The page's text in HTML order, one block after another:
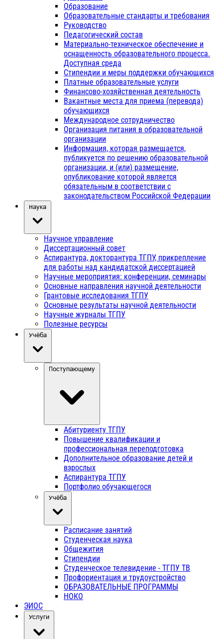
Образование
Образовательные стандарты и требования
Руководство
Педагогический состав
Материально-техническое обеспечение и
оснащенность образовательного процесса.
Доступная среда
Стипендии и меры поддержки обучающихся
Платные образовательные услуги
Финансово-хозяйственная деятельность
Вакантные места для приема (перевода)
обучающихся
Международное сотрудничество
Организация питания в образовательной
организации
Информация, которая размещается,
публикуется по решению образовательной
организации, и (или) размещение,
опубликование которой является
обязательным в соответствии с
законодательством Российской Федерации
Наука
Научное управление
Диссертационный совет
Аспирантура, докторантура ТГПУ, прикрепление
для работы над кандидатской диссертацией
Научные мероприятия: конференции, семинары
Основные направления научной деятельности
Грантовые исследования ТГПУ
Основные результаты научной деятельности
Научные журналы ТГПУ
Полезные ресурсы
Учёба
Поступающему
Абитуриенту ТГПУ
Повышение квалификации и
профессиональная переподготовка
Дополнительное образование детей и
взрослых
Аспирантура ТГПУ
Портфолио обучающегося
Учёба
Расписание занятий
Студенческая наука
Общежития
Стипендии
Студенческое телевидение - ТГПУ ТВ
Профориентация и трудоустройство
ОБРАЗОВАТЕЛЬНЫЕ ПРОГРАММЫ
НОКО
ЭИОС
Услуги